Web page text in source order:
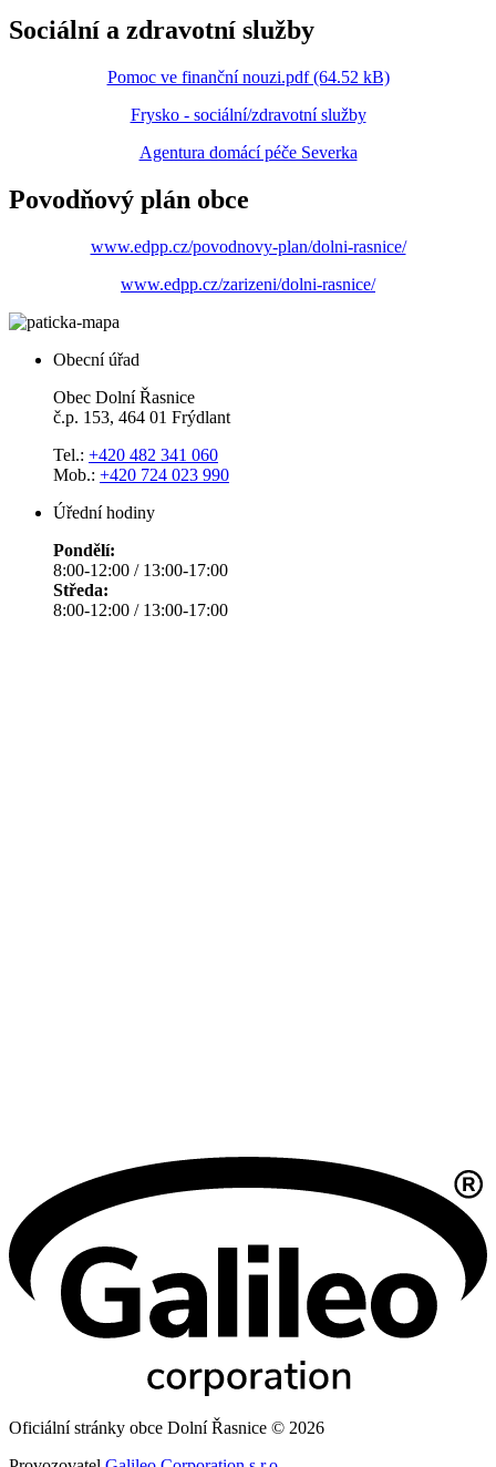
Sociální a zdravotní služby
Pomoc ve finanční nouzi.pdf (64.52 kB)
Frysko - sociální/zdravotní služby
Agentura domácí péče Severka
Povodňový plán obce
www.edpp.cz/povodnovy-plan/dolni-rasnice/
www.edpp.cz/zarizeni/dolni-rasnice/
Obecní úřad
Obec Dolní Řasnice
č.p. 153, 464 01 Frýdlant
Tel.: +420 482 341 060
Mob.: +420 724 023 990
Úřední hodiny
Pondělí:
8:00-12:00 / 13:00-17:00
Středa:
8:00-12:00 / 13:00-17:00
Oficiální stránky obce Dolní Řasnice © 2026